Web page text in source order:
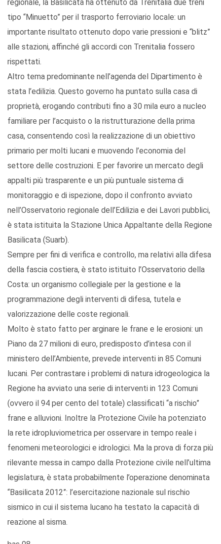
regionale, la Basilicata ha ottenuto da Trenitalia due treni
tipo “Minuetto” per il trasporto ferroviario locale: un
importante risultato ottenuto dopo varie pressioni e “blitz”
alle stazioni, affinché gli accordi con Trenitalia fossero
rispettati.
Altro tema predominante nell’agenda del Dipartimento è
stata l’edilizia. Questo governo ha puntato sulla casa di
proprietà, erogando contributi fino a 30 mila euro a nucleo
familiare per l’acquisto o la ristrutturazione della prima
casa, consentendo così la realizzazione di un obiettivo
primario per molti lucani e muovendo l’economia del
settore delle costruzioni. E per favorire un mercato degli
appalti più trasparente e un più puntuale sistema di
monitoraggio e di ispezione, dopo il confronto avviato
nell’Osservatorio regionale dell’Edilizia e dei Lavori pubblici,
è stata istituita la Stazione Unica Appaltante della Regione
Basilicata (Suarb).
Sempre per fini di verifica e controllo, ma relativi alla difesa
della fascia costiera, è stato istituito l’Osservatorio della
Costa: un organismo collegiale per la gestione e la
programmazione degli interventi di difesa, tutela e
valorizzazione delle coste regionali.
Molto è stato fatto per arginare le frane e le erosioni: un
Piano da 27 milioni di euro, predisposto d’intesa con il
ministero dell’Ambiente, prevede interventi in 85 Comuni
lucani. Per contrastare i problemi di natura idrogeologica la
Regione ha avviato una serie di interventi in 123 Comuni
(ovvero il 94 per cento del totale) classificati “a rischio”
frane e alluvioni. Inoltre la Protezione Civile ha potenziato
la rete idropluviometrica per osservare in tempo reale i
fenomeni meteorologici e idrologici. Ma la prova di forza più
rilevante messa in campo dalla Protezione civile nell’ultima
legislatura, è stata probabilmente l’operazione denominata
“Basilicata 2012”: l’esercitazione nazionale sul rischio
sismico in cui il sistema lucano ha testato la capacità di
reazione al sisma.